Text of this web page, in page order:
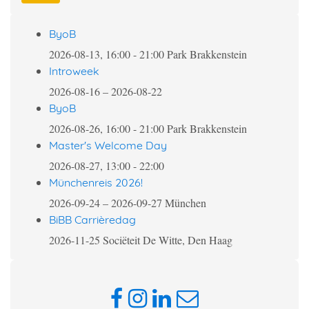
ByoB
2026-08-13, 16:00-21:00Park Brakkenstein
Introweek
2026-08-16–2026-08-22
ByoB
2026-08-26, 16:00-21:00Park Brakkenstein
Master's Welcome Day
2026-08-27, 13:00-22:00
Münchenreis 2026!
2026-09-24–2026-09-27 München
BiBB Carrièredag
2026-11-25 Sociëteit De Witte, Den Haag